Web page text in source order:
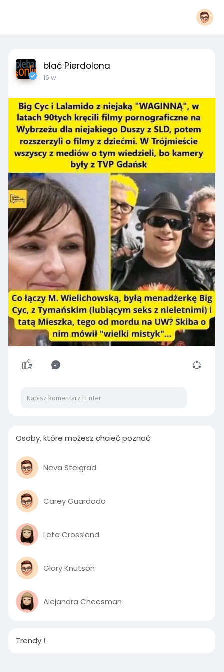
blać Pierdolona
16 w
Osoby, które możesz chcieć poznać
Neva Steigrad
Carey Guardado
Leta Crossland
Glory Knutson
Alejandra Cheesman
Trendy !